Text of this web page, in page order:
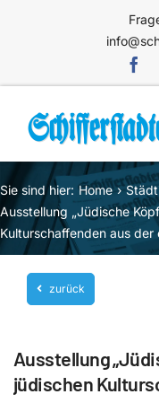
Home
Themen
Blog
Unternehmen
Mediathek
Jetzt abonnieren
Sie sind hier: Home
Ausstellung „Jüdische
Kulturschaffenden aus
zurück
Ausstellung
jüdischen